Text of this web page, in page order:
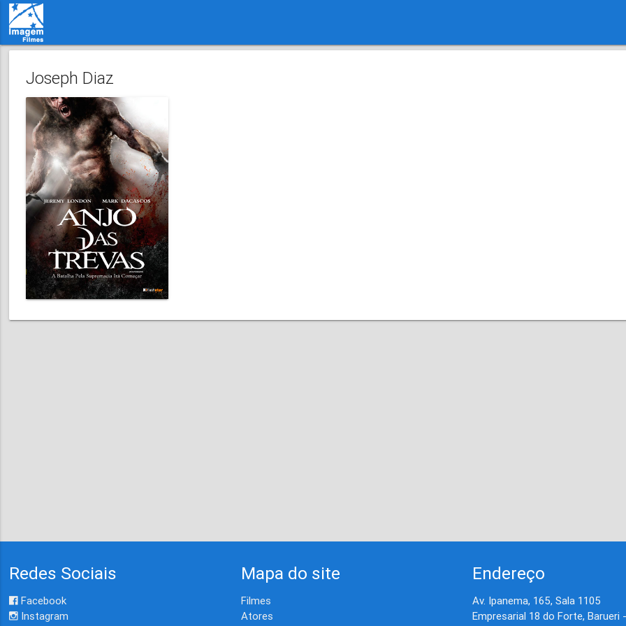
Joseph Diaz
Redes Sociais
Facebook
Instagram
Mapa do site
Filmes
Atores
Endereço
Av. Ipanema, 165, Sala 1105
Empresarial 18 do Forte, Barueri